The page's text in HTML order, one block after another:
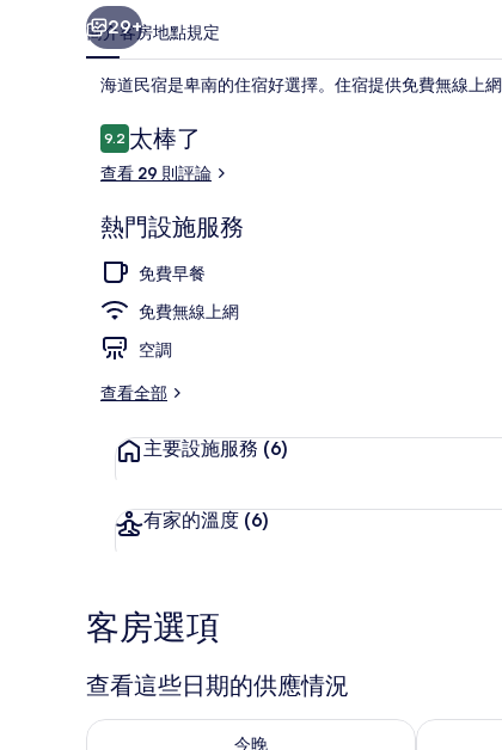
風格四
29+
簡介客房地點規定
海道民宿是卑南的住宿好選擇。住宿提供免費無線上
評
論
9.29.2 分，滿分 10 分，
太棒了
查看 29 則評論
熱門設施服務
免費早餐
免費無線上網
空調
查看全部
主要設施服務 (6)
有家的溫度 (6)
客房選項
查看這些日期的供應情況
今晚
查看今晚 (8月 6 - 8月 7) 的供應情況 查看明天